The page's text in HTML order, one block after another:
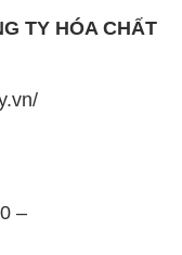
TY HÓA CHẤT
–